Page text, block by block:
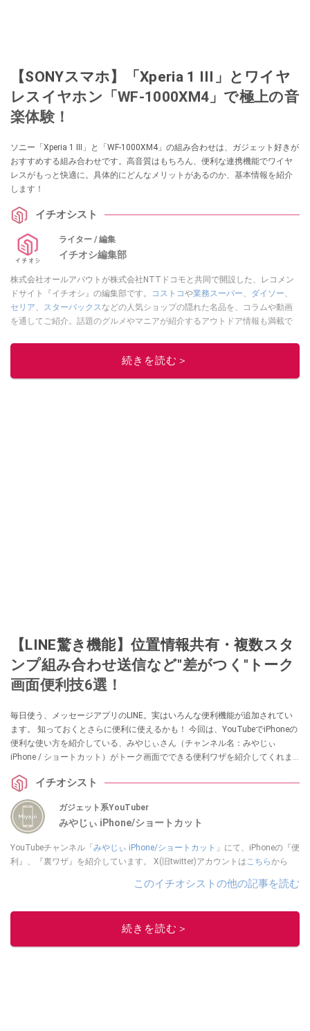
【SONYスマホ】「Xperia 1 III」とワイヤ
レスイヤホン「WF-1000XM4」で極上の音
楽体験！
ソニー「Xperia 1 III」と「WF-1000XM4」の組み合わせは、ガジェット好きが
おすすめする組み合わせです。高音質はもちろん、便利な連携機能でワイヤ
レスがもっと快適に。具体的にどんなメリットがあるのか、基本情報を紹介
します！
イチオシスト
ライター / 編集
イチオシ編集部
株式会社オールアバウトが株式会社NTTドコモと共同で開設した、レコメン
ドサイト『イチオシ』の編集部です。
コストコや業務スーパー ダイソー
セリア
スターバックス などの人気ショップの隠れた名品を、コラムや動画
を通してご紹介。話題のグルメやマニアが紹介するアウトドア情報も満載で
レビューしています。毎日トレンド情報をお届けしているので、ぜひ
してください！続きを読む＞
【LINE驚き機能】位置情報共有・複数スタ
ンプ組み合わせ送信など"差がつく"トーク
画面便利技6選！
毎日使う、メッセージアプリのLINE。実はいろんな便利機能が追加されてい
ます。 知っておくとさらに便利に使えるかも！ 今回は、YouTubeでiPhoneの
便利な使い方を紹介している、みやじぃさん（チャンネル名：みやじぃ
iPhone / ショートカット）がトーク画面でできる便利ワザを紹介してくれま
イチオシスト
ガジェット系YouTuber
みやじぃ iPhone/ショートカット
YouTubeチャンネル「みやじぃ iPhone/ショートカット 」にて、iPhoneの『便
利』、『裏ワザ』を紹介しています。 X(旧twitter)アカウントは こちらから
このイチオシストの他の記事を読む
続きを読む＞